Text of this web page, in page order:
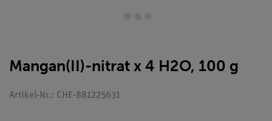
Mangan(II)-nitrat x 4 H2O, 100 g
Artikel-Nr.: CHE-881225631